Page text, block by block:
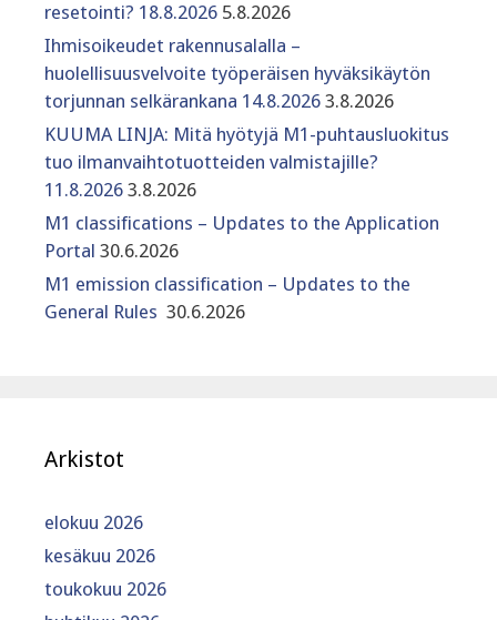
resetointi? 18.8.2026 5.8.2026
Ihmisoikeudet rakennusalalla –
huolellisuusvelvoite työperäisen hyväksikäytön
torjunnan selkärankana 14.8.2026 3.8.2026
KUUMA LINJA: Mitä hyötyjä M1-puhtausluokitus
tuo ilmanvaihtotuotteiden valmistajille?
11.8.2026 3.8.2026
M1 classifications – Updates to the Application
Portal 30.6.2026
M1 emission classification – Updates to the
General Rules 30.6.2026
Arkistot
elokuu 2026
kesäkuu 2026
toukokuu 2026